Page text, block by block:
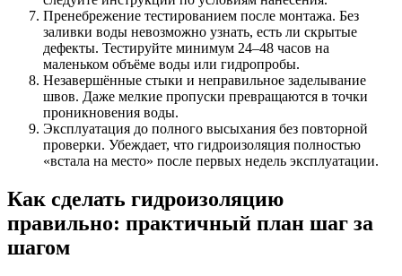
Пренебрежение тестированием после монтажа. Без
заливки воды невозможно узнать, есть ли скрытые
дефекты. Тестируйте минимум 24–48 часов на
маленьком объёме воды или гидропробы.
Незавершённые стыки и неправильное заделывание
швов. Даже мелкие пропуски превращаются в точки
проникновения воды.
Эксплуатация до полного высыхания без повторной
проверки. Убеждает, что гидроизоляция полностью
«встала на место» после первых недель эксплуатации.
Как сделать гидроизоляцию
правильно: практичный план шаг за
шагом